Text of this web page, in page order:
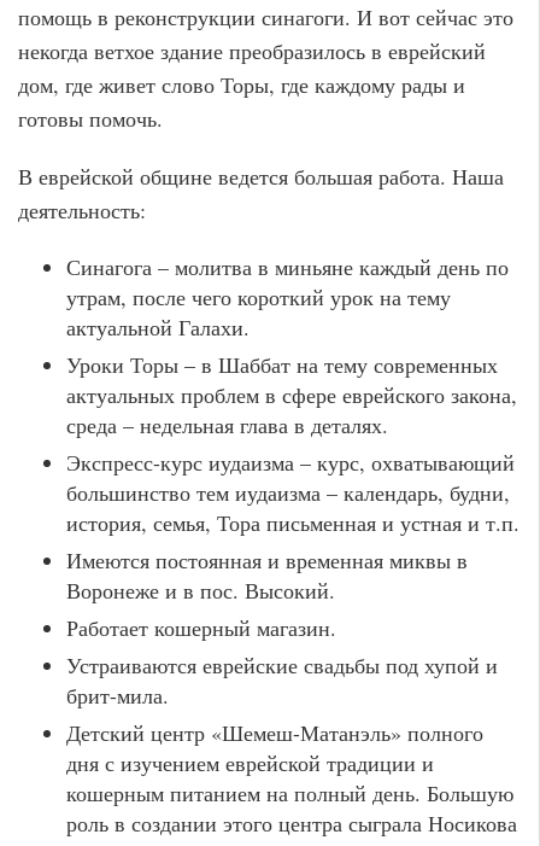
помощь в реконструкции синагоги. И вот сейчас это
некогда ветхое здание преобразилось в еврейский
дом, где живет слово Торы, где каждому рады и
готовы помочь.
В еврейской общине ведется большая работа. Наша
деятельность:
Синагога – молитва в миньяне каждый день по
утрам, после чего короткий урок на тему
актуальной Галахи.
Уроки Торы – в Шаббат на тему современных
актуальных проблем в сфере еврейского закона,
среда – недельная глава в деталях.
Экспресс-курс иудаизма – курс, охватывающий
большинство тем иудаизма – календарь, будни,
история, семья, Тора письменная и устная и т.п.
Имеются постоянная и временная миквы в
Воронеже и в пос. Высокий.
Работает кошерный магазин.
Устраиваются еврейские свадьбы под хупой и
брит-мила.
Детский центр «Шемеш-Матанэль» полного
дня с изучением еврейской традиции и
кошерным питанием на полный день. Большую
роль в создании этого центра сыграла Носикова